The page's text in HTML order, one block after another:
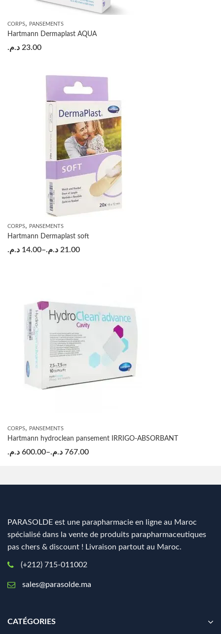
CORPS, PANSEMENTS
Hartmann Dermaplast AQUA
23.00 د.م.
CORPS, PANSEMENTS
Hartmann Dermaplast soft
14.00 د.م. – 21.00 د.م.
CORPS, PANSEMENTS
Hartmann hydroclean pansement IRRIGO-ABSORBANT
600.00 د.م. – 767.00 د.م.
PARASOLDE est une parapharmacie en ligne au Maroc
spécialisé dans la vente de produits parapharmaceutiques
pas chers & discount ! Livraison partout au Maroc.
(+212) 715-011002
sales@parasolde.ma
CATÉGORIES